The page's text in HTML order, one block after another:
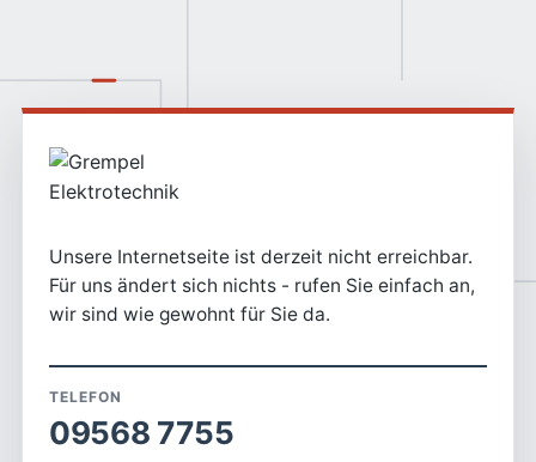
Unsere Internetseite ist derzeit nicht erreichbar.
Für uns ändert sich nichts - rufen Sie einfach an,
wir sind wie gewohnt für Sie da.
TELEFON
09568 7755